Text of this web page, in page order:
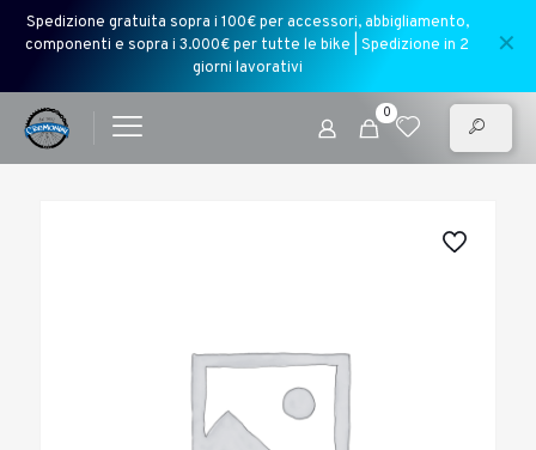
Spedizione gratuita sopra i 100€ per accessori, abbigliamento,
componenti e sopra i 3.000€ per tutte le bike | Spedizione in 2
giorni lavorativi
✕
0